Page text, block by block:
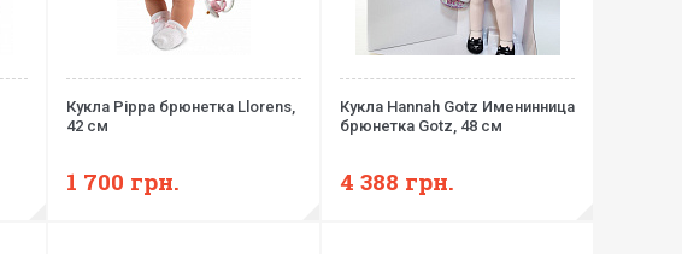
Кукла Pippa брюнетка Llorens,
42 см
1 700 грн.
Кукла Hannah Gotz Именинница
брюнетка Gotz, 48 см
4 388 грн.